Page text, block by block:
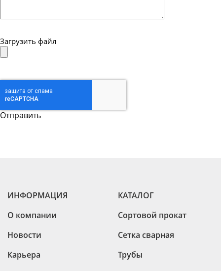
Загрузить файл
ИНФОРМАЦИЯ
О компании
Новости
Карьера
КАТАЛОГ
Сортовой прокат
Сетка сварная
Трубы